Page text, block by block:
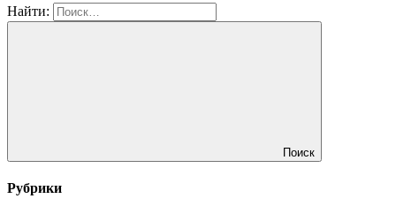
Найти:
Поиск
Рубрики